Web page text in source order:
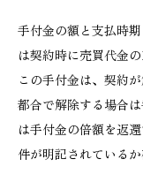
手付金の額と支払時
は契約時に売買代金
この手付金は、契約
都合で解除する場合
は手付金の倍額を返
件が明記されているか